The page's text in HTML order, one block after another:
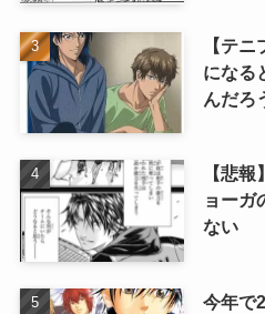
【テ
になる
んだろ
【悲
ョーガ
ない
今年で